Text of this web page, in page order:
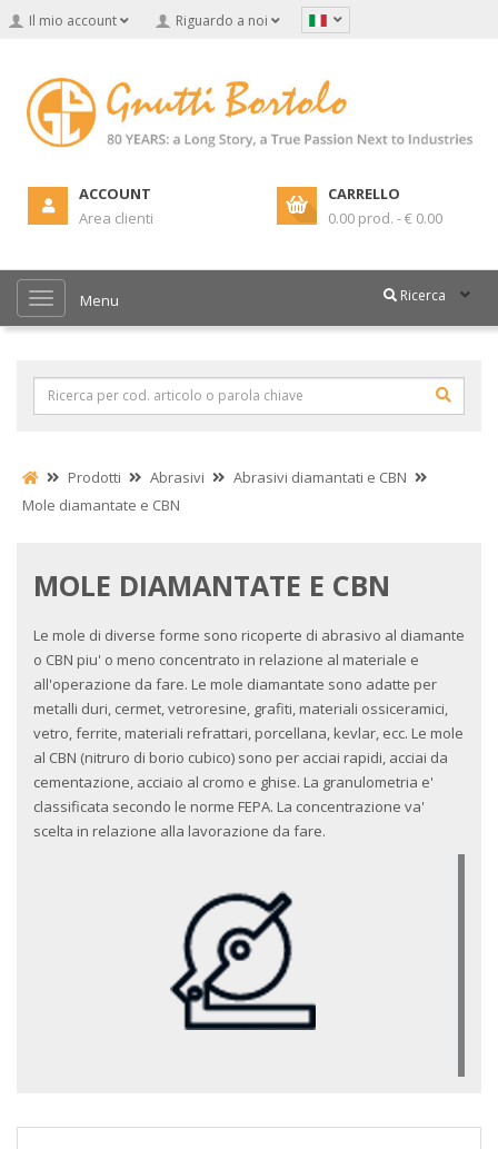
Il mio account Riguardo a noi
ACCOUNT
Area clienti
CARRELLO
0.00 prod. - € 0.00
Menu Ricerca
Prodotti Abrasivi
Abrasivi diamantati e CBN
Mole diamantate e CBN
MOLE DIAMANTATE E CBN
Le mole di diverse forme sono ricoperte di abrasivo al diamante
o CBN piu' o meno concentrato in relazione al materiale e
all'operazione da fare. Le mole diamantate sono adatte per
metalli duri, cermet, vetroresine, grafiti, materiali ossiceramici,
vetro, ferrite, materiali refrattari, porcellana, kevlar, ecc. Le mole
al CBN (nitruro di borio cubico) sono per acciai rapidi, acciai da
cementazione, acciaio al cromo e ghise. La granulometria e'
classificata secondo le norme FEPA. La concentrazione va'
scelta in relazione alla lavorazione da fare.